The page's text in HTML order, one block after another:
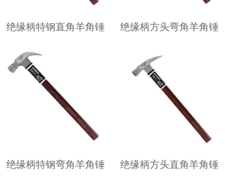
绝缘柄特钢直角羊角锤 绝缘柄方头弯角羊角锤
绝缘柄特钢弯角羊角锤 绝缘柄方头直角羊角锤